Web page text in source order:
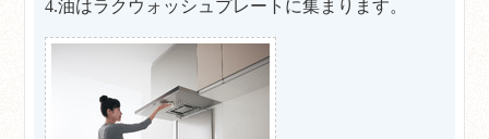
4.油はラクウォッシュプレートに集まります。